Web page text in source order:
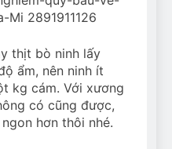
thịt bò ninh lấy
ẩm, nên ninh ít
kg cám. Với xương
có cũng được,
hơn thôi nhé.